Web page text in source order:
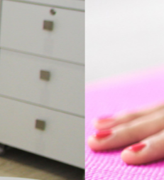
Colocar o corpo e
tratar da sua
(48) 3348-4843